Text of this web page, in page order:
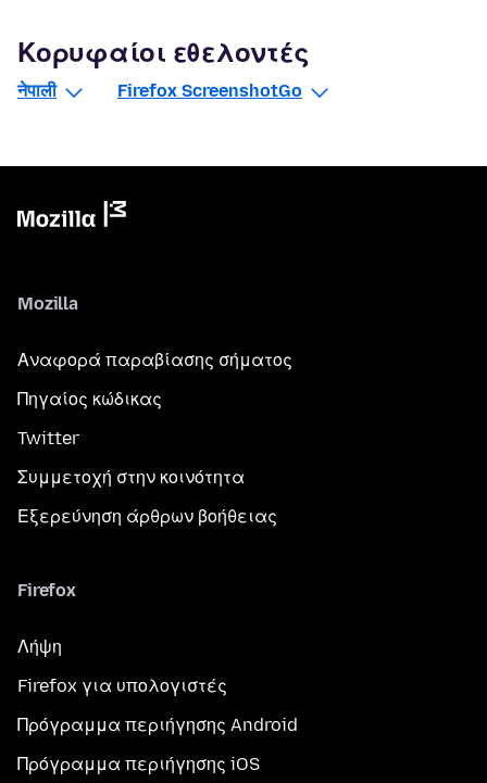
Κορυφαίοι εθελοντές
नेपाली Firefox ScreenshotGo
Mozilla
Αναφορά παραβίασης σήματος
Πηγαίος κώδικας
Twitter
Συμμετοχή στην κοινότητα
Εξερεύνηση άρθρων βοήθειας
Firefox
Λήψη
Firefox για υπολογιστές
Πρόγραμμα περιήγησης Android
Πρόγραμμα περιήγησης iOS